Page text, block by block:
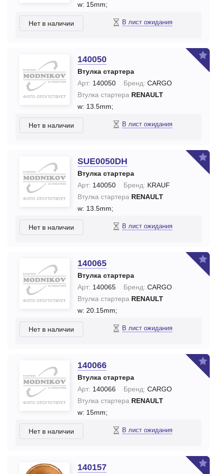
w: 15mm;
Нет в наличии В лист ожидания
140050
Втулка стартера
Арт: 140050 Бренд: CARGO
Втулка стартера RENAULT
w: 13.5mm;
Нет в наличии В лист ожидания
SUE0050DH
Втулка стартера
Арт: 140050 Бренд: KRAUF
Втулка стартера RENAULT
w: 13.5mm;
Нет в наличии В лист ожидания
140065
Втулка стартера
Арт: 140065 Бренд: CARGO
Втулка стартера RENAULT
w: 20.15mm;
Нет в наличии В лист ожидания
140066
Втулка стартера
Арт: 140066 Бренд: CARGO
Втулка стартера RENAULT
w: 15mm;
Нет в наличии В лист ожидания
140157